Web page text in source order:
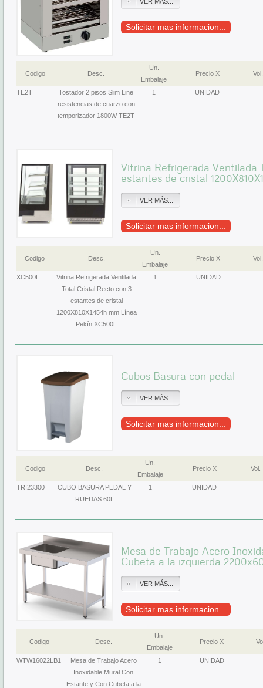
Solicitar mas informacion...
Codigo Desc.
Un.
Embalaje
Precio X Vol.
TE2T
Tostador 2 pisos Slim Line
resistencias de cuarzo con
temporizador 1800W TE2T
1 UNIDAD
Vitrina Refrigerada Ventilada
estantes de cristal
VER MÁS...
Solicitar mas informacion...
Codigo Desc.
Un.
Embalaje
Precio X Vol.
XC500L
Vitrina Refrigerada Ventilada
Total Cristal Recto con 3
estantes de cristal
1200X810X1454h mm Línea
Pekín XC500L
1 UNIDAD
Cubos Basura con pedal
VER MÁS...
Solicitar mas informacion...
Codigo Desc.
Un.
Embalaje
Precio X Vol.
TRI23300
CUBO BASURA PEDAL Y
RUEDAS 60L
1 UNIDAD
Mesa de Trabajo Acero
Cubeta a la izquierda
VER MÁS...
Solicitar mas informacion...
Codigo Desc.
Un.
Embalaje
Precio X
WTW16022LB1
Mesa de Trabajo Acero
Inoxidable Mural Con
Estante y Con Cubeta a la
1 UNIDAD